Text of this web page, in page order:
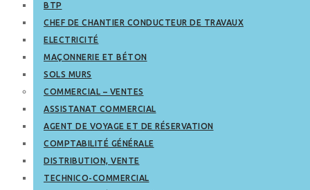
BTP
CHEF DE CHANTIER CONDUCTEUR DE TRAVAUX
ELECTRICITÉ
MAÇONNERIE ET BÉTON
SOLS MURS
COMMERCIAL – VENTES
ASSISTANAT COMMERCIAL
AGENT DE VOYAGE ET DE RÉSERVATION
COMPTABILITÉ GÉNÉRALE
DISTRIBUTION, VENTE
TECHNICO-COMMERCIAL